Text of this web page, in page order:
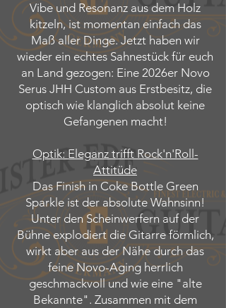
Vibe und Resonanz aus dem Holz
kitzeln, ist momentan einfach das
Maß aller Dinge. Jetzt haben wir
wieder ein echtes Sahnestück für euch
an Land gezogen: Eine 2026er Novo
Serus JHH Custom aus Erstbesitz, die
optisch wie klanglich absolut keine
Gefangenen macht!
Optik: Eleganz trifft Rock'n'Roll-
Attitüde
Das Finish in Coke Bottle Green
Sparkle ist der absolute Wahnsinn!
Unter den Scheinwerfern auf der
Bühne explodiert die Gitarre förmlich,
wirkt aber aus der Nähe durch das
feine Novo-Aging herrlich
geschmackvoll und wie eine "alte
Bekannte". Zusammen mit dem